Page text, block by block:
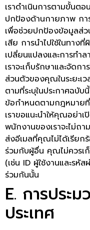
เราดำเนินการตามขั้นต
ปกป้องด้านกายภาพ กา
เพื่อช่วยปกป้องข้อมูลส่
เสีย การนำไปใช้ในทาง
เปลี่ยนแปลงและการทำ
เราจะเก็บรักษาและจัดก
ส่วนตัวของคุณในระยะเว
ตามที่ระบุในประกาศฉบั
ข้อกำหนดตามกฎหมาย
เราขอแนะนำให้คุณอย่า
พนักงานของเราจะไม่ถ
ส่งอีเมลที่คุณไม่ได้เรีย
ร่วมกับผู้อื่น คุณไม่ควรเ
(เช่น ID ผู้ใช้งานและรหั
ร่วมกันนั้น
E. การประ
ประเทศ